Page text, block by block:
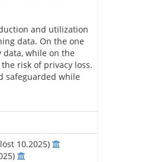
and utilization
data. On the one
while on the
risk of privacy loss.
safeguarded while
10.2025)